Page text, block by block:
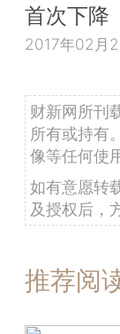
首次下降
2017年02月
财新网所刊
所有或持有
像等任何使
如有意愿转
及授权后，
推荐阅